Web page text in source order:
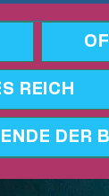
REICH
ENDE DER